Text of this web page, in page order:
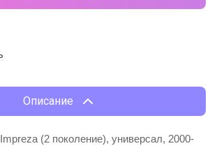
Описание
(2 поколение), универсал, 2000-